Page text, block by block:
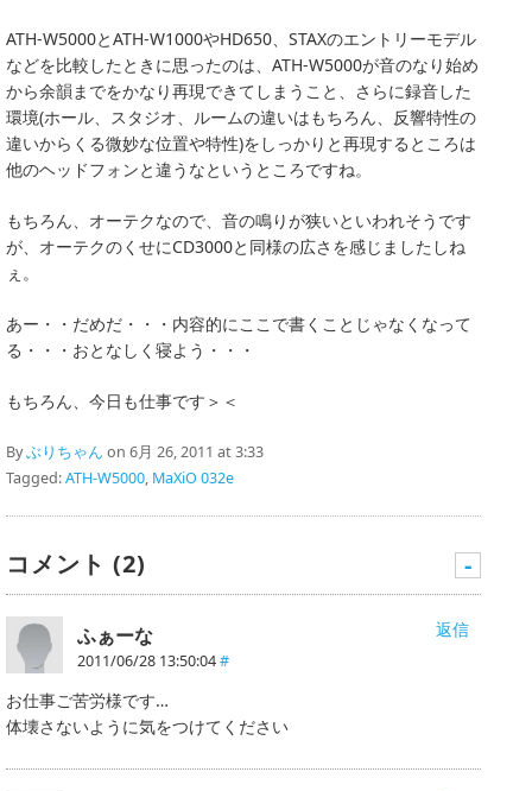
ATH-W5000とATH-W1000やHD650、STAXのエントリーモデル
などを比較したときに思ったのは、ATH-W5000が音のなり始め
から余韻までをかなり再現できてしまうこと、さらに録音した
環境(ホール、スタジオ、ルームの違いはもちろん、反響特性の
違いからくる微妙な位置や特性)をしっかりと再現するところは
他のヘッドフォンと違うなというところですね。
もちろん、オーテクなので、音の鳴りが狭いといわれそうです
が、オーテクのくせにCD3000と同様の広さを感じましたしね
ぇ。
あー・・だめだ・・・内容的にここで書くことじゃなくなって
る・・・おとなしく寝よう・・・
もちろん、今日も仕事です＞＜
Byぶりちゃん on 6月 26, 2011 at 3:33
Tagged:ATH-W5000, MaXiO 032e
コメント (2) -
返信
ふぁーな
2011/06/28 13:50:04#
お仕事ご苦労様です…
体壊さないように気をつけてください